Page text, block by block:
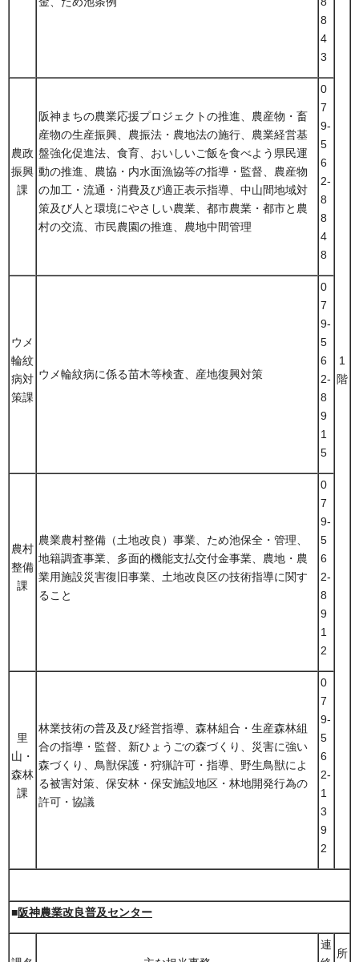
8
4
3
1
階
農政
振興
課
阪神まちの農業応援プロジェクトの推進、農産物・畜
産物の生産振興、農振法・農地法の施行、農業経営基
盤強化促進法、食育、おいしいご飯を食べよう県民運
動の推進、農協・内水面漁協等の指導・監督、農産物
の加工・流通・消費及び適正表示指導、中山間地域対
策及び人と環境にやさしい農業、都市農業・都市と農
村の交流、市民農園の推進、農地中間管理
0
7
9-
5
6
2-
8
8
4
8
ウメ
輪紋
病対
策課
ウメ輪紋病に係る苗木等検査、産地復興対策
0
7
9-
5
6
2-
8
9
1
5
農村
整備
課
農業農村整備（土地改良）事業、ため池保全・管理、
地籍調査事業、多面的機能支払交付金事業、農地・農
業用施設災害復旧事業、土地改良区の技術指導に関す
ること
0
7
9-
5
6
2-
8
9
1
2
里
山・
森林
課
林業技術の普及及び経営指導、森林組合・生産森林組
合の指導・監督、新ひょうごの森づくり、災害に強い
森づくり、鳥獣保護・狩猟許可・指導、野生鳥獣によ
る被害対策、保安林・保安施設地区・林地開発行為の
許可・協議
0
7
9-
5
6
2-
1
3
9
2
■阪神農業改良普及センター
連
所